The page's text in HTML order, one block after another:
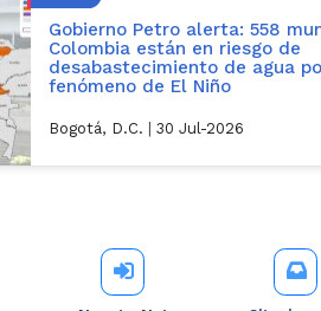
Gobierno Petro alerta: 558
Colombia están en riesgo de
desabastecimiento de agua
fenómeno de El Niño
Bogotá, D.C. | 30 Jul-2026